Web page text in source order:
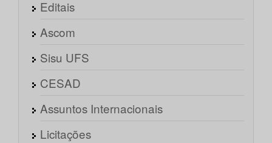
Editais
Ascom
Sisu UFS
CESAD
Assuntos Internacionais
Licitações